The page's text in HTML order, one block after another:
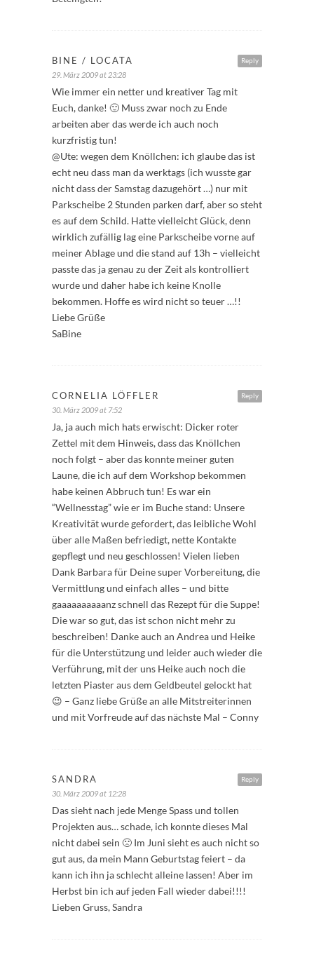
Reply
BINE / LOCATA
29. März 2009 at 23:28
Wie immer ein netter und kreativer Tag mit
Euch, danke! 🙂 Muss zwar noch zu Ende
arbeiten aber das werde ich auch noch
kurzfristig tun!
@Ute: wegen dem Knöllchen: ich glaube das ist
echt neu dass man da werktags (ich wusste gar
nicht dass der Samstag dazugehört …) nur mit
Parkscheibe 2 Stunden parken darf, aber so steht
es auf dem Schild. Hatte vielleicht Glück, denn
wirklich zufällig lag eine Parkscheibe vorne auf
meiner Ablage und die stand auf 13h – vielleicht
passte das ja genau zu der Zeit als kontrolliert
wurde und daher habe ich keine Knolle
bekommen. Hoffe es wird nicht so teuer …!!
Liebe Grüße
SaBine
Reply
CORNELIA LÖFFLER
30. März 2009 at 7:52
Ja, ja auch mich hats erwischt: Dicker roter
Zettel mit dem Hinweis, dass das Knöllchen
noch folgt – aber das konnte meiner guten
Laune, die ich auf dem Workshop bekommen
habe keinen Abbruch tun! Es war ein
“Wellnesstag” wie er im Buche stand: Unsere
Kreativität wurde gefordert, das leibliche Wohl
über alle Maßen befriedigt, nette Kontakte
gepflegt und neu geschlossen! Vielen lieben
Dank Barbara für Deine super Vorbereitung, die
Vermittlung und einfach alles – und bitte
gaaaaaaaaaanz schnell das Rezept für die Suppe!
Die war so gut, das ist schon nicht mehr zu
beschreiben! Danke auch an Andrea und Heike
für die Unterstützung und leider auch wieder die
Verführung, mit der uns Heike auch noch die
letzten Piaster aus dem Geldbeutel gelockt hat
😉 – Ganz liebe Grüße an alle Mitstreiterinnen
und mit Vorfreude auf das nächste Mal – Conny
Reply
SANDRA
30. März 2009 at 12:28
Das sieht nach jede Menge Spass und tollen
Projekten aus… schade, ich konnte dieses Mal
nicht dabei sein 🙁 Im Juni sieht es auch nicht so
gut aus, da mein Mann Geburtstag feiert – da
kann ich ihn ja schlecht alleine lassen! Aber im
Herbst bin ich auf jeden Fall wieder dabei!!!!
Lieben Gruss, Sandra